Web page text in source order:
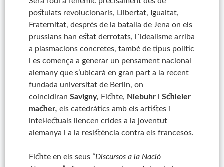
postulats revolucionaris, Llibertat, Igualtat,
Fraternitat, després de la batalla de Jena on els
prussians han estat derrotats, l´idealisme arriba
a plasmacions concretes, també de tipus polític
i es comença a generar un pensament nacional
alemany que s’ubicarà en gran part a la recent
fundada universitat de Berlin, on
coincidiran Savigny, Fichte, Niebuhr i Schleier
macher, els catedràtics amb els artistes i
intel·lectuals llencen crides a la joventut
alemanya i a la resistència contra els francesos.
Fichte en els seus “Discursos a la Nació